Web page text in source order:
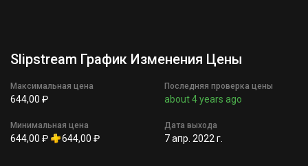
Slipstream График Изменения Цены
Максимальная цена
644,00 ₽
Минимальная цена
644,00 ₽ 644,00 ₽
Последняя проверка цены
about 4 years ago
Дата выхода
7 апр. 2022 г.